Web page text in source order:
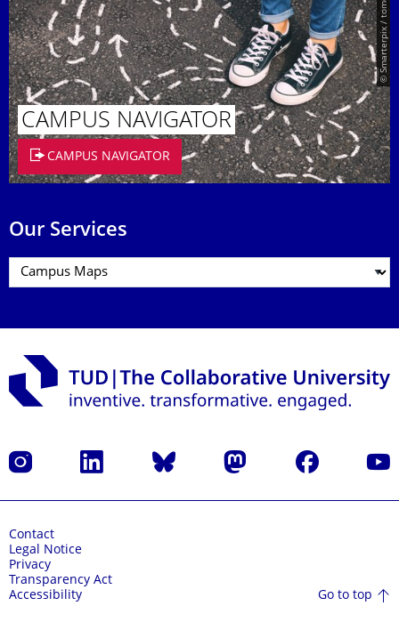
© Smarterpix / tomert
CAMPUS NAVIGATOR
CAMPUS NAVIGATOR
Our Services
Instagram LinkedIn Bluesky Mastodon Facebook
Contact
Legal Notice
Privacy
Transparency Act
Accessibility
Go to top